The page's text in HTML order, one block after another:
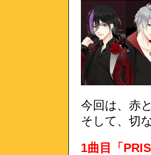
今回は、赤
そして、切
1曲目「